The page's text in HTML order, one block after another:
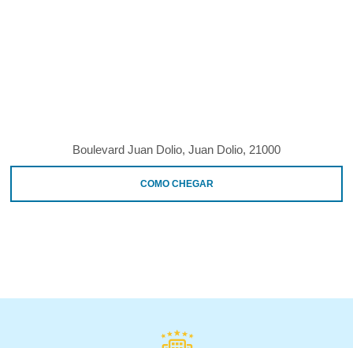
Boulevard Juan Dolio, Juan Dolio, 21000
COMO CHEGAR